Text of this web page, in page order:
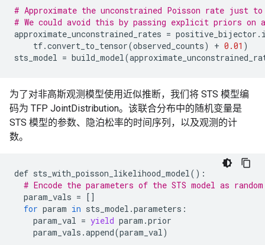
# Approximate the unconstrained Poisson rate just
# We could avoid this by passing explicit priors on
approximate_unconstrained_rates = positive_bijector .
tf.convert_to_tensor(observed_counts) + 0.01 )
sts_model = build_model(
为了对非高斯观测模型使用近似推断，我们将 STS 模型编
码为 TFP JointDistribution。该联合分布中的随机变量是
STS 模型的参数、隐泊松率的时间序列，以及观测的计
数。
def sts_with_poisson_likelihood_model():
# Encode the parameters of the STS model as
param_vals = []
for param in sts_model .parameters :
param_val = yield param .prior
param_vals .append(param_val)